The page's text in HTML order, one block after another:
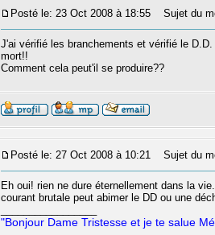
Posté le: 23 Oct 2008 à 18:55 Sujet du
J'ai vérifié les branchements et vérifié le
mort!!
Comment cela peut'il se produire??
Posté le: 27 Oct 2008 à 10:21 Sujet du
Eh oui! rien ne dure éternellement dans la
courant brutale peut abimer le DD ou une
"Bonjour Dame Tristesse et je te salue